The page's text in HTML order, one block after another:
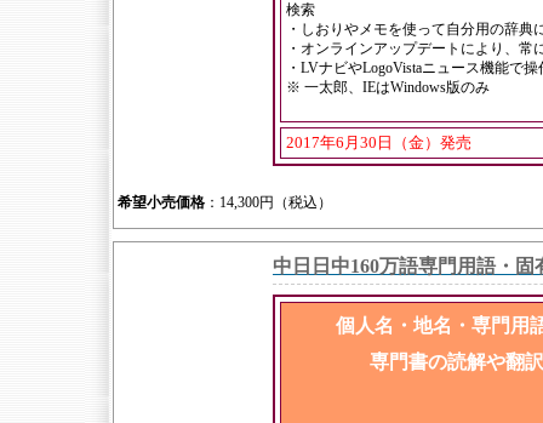
検索
・しおりやメモを使って自分用の辞典
・オンラインアップデートにより、
・LVナビやLogoVistaニュース機能で
※ 一太郎、IEはWindows版のみ
2017年6月30日（金）発売
希望小売価格 ：14,300円（税込）
中日日中160万語専門用語・
個人名・地名・専門用
専門書の読解や翻